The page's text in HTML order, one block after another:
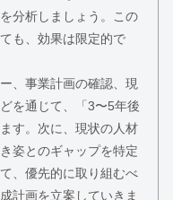
分析しましょう。この
も、効果は限定的で
、事業計画の確認、現
を通じて、「3〜5年後
す。次に、現状の人材
姿とのギャップを特定
、優先的に取り組むべ
計画を立案していきま